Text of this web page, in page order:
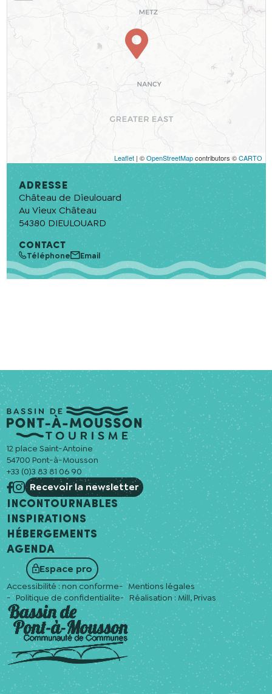
Leaflet| ©OpenStreetMapcontributors ©CARTO
Adresse
Château de Dieulouard
Au Vieux Château
54380 DIEULOUARD
CONTACT
Téléphone Email
12 place Saint-Antoine
54700 Pont-à-Mousson
+33 (0)3 83 81 06 90
Recevoir la newsletter
Incontournables
Inspirations
Hébergements
Agenda
Espace pro
Accessibilité : non conforme
Mentions légales
Politique de confidentialite
Réalisation : Mill, Privas
En cochant cette case, j’accepte que les
informations saisies soient utilisées pour
permettre de me recontacter.